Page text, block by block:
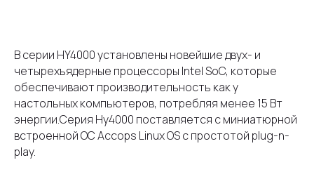
В серии HY4000 установлены новейшие двух- и
четырехъядерные процессоры Intel SoC, которые
обеспечивают производительность как у
настольных компьютеров, потребляя менее 15 Вт
энергии.Серия Hy4000 поставляется с миниатюрной
встроенной ОС Accops Linux OS с простотой plug-n-
play.